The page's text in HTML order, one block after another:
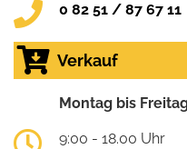
0 82 51 / 87 67 11
Verkauf
Montag bis
9:00 - 18.00 Uhr